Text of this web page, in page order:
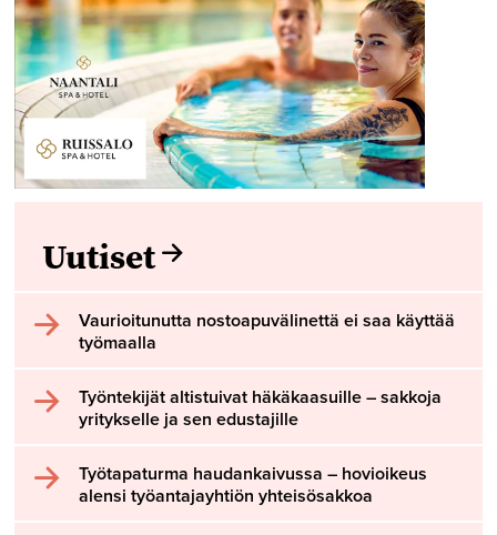
Uutiset
Vaurioitunutta nostoapuvälinettä ei saa käyttää
työmaalla
Työntekijät altistuivat häkäkaasuille – sakkoja
yritykselle ja sen edustajille
Työtapaturma haudankaivussa – hovioikeus
alensi työantajayhtiön yhteisösakkoa